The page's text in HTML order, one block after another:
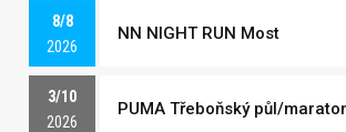
8/8
2026
NN NIGHT RUN Most
3/10
2026
PUMA Třeboňský půl/